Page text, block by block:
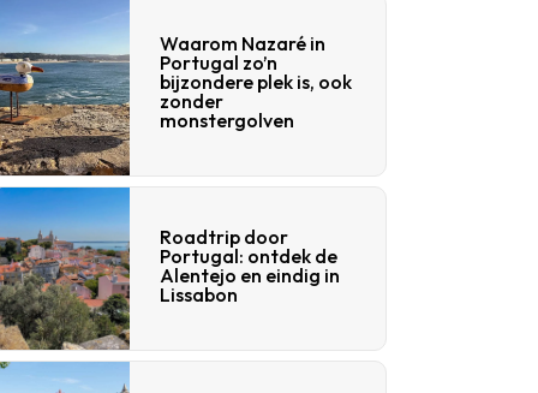
Waarom Nazaré in
Portugal zo’n
bijzondere plek is, ook
zonder
monstergolven
Roadtrip door
Portugal: ontdek de
Alentejo en eindig in
Lissabon